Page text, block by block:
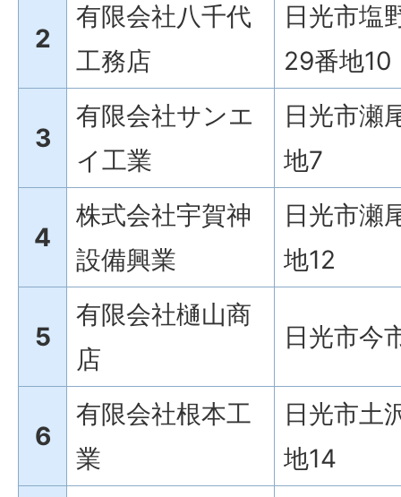
2
有限会社八千代
工務店
日光市塩
29番地10
3
有限会社サンエ
イ工業
日光市瀬
地7
4
株式会社宇賀神
設備興業
日光市瀬
地12
5
有限会社樋山商
店
日光市今
6
有限会社根本工
業
日光市土
地14